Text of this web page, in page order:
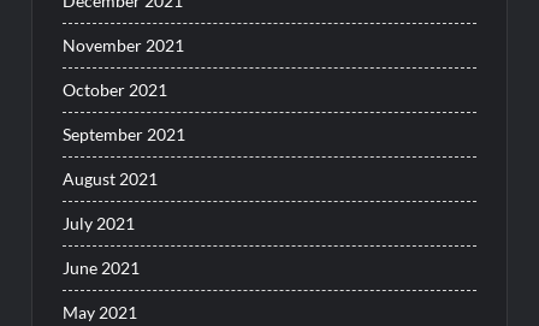
November 2021
October 2021
September 2021
August 2021
July 2021
June 2021
May 2021